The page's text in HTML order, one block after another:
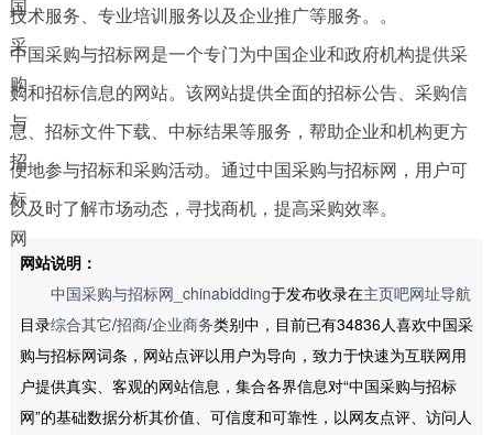
技术服务、专业培训服务以及企业推广等服务。。
中国采购与招标网是一个专门为中国企业和政府机构提供采
购和招标信息的网站。该网站提供全面的招标公告、采购信
息、招标文件下载、中标结果等服务，帮助企业和机构更方
便地参与招标和采购活动。通过中国采购与招标网，用户可
以及时了解市场动态，寻找商机，提高采购效率。
网站说明：
中国采购与招标网_chinabidding于发布收录在主页吧网址导航
目录综合其它/招商/企业商务类别中，目前已有34836人喜欢中国采
购与招标网词条，网站点评以用户为导向，致力于快速为互联网用
户提供真实、客观的网站信息，集合各界信息对“中国采购与招标
网”的基础数据分析其价值、可信度和可靠性，以网友点评、访问人